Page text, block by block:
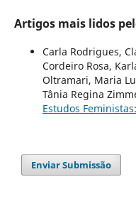
Artigos mais lidos
Carla Rodrigues,
Cordeiro Rosa,
Oltramari, Maria
Tânia Regina
Estudos
Enviar Submissão